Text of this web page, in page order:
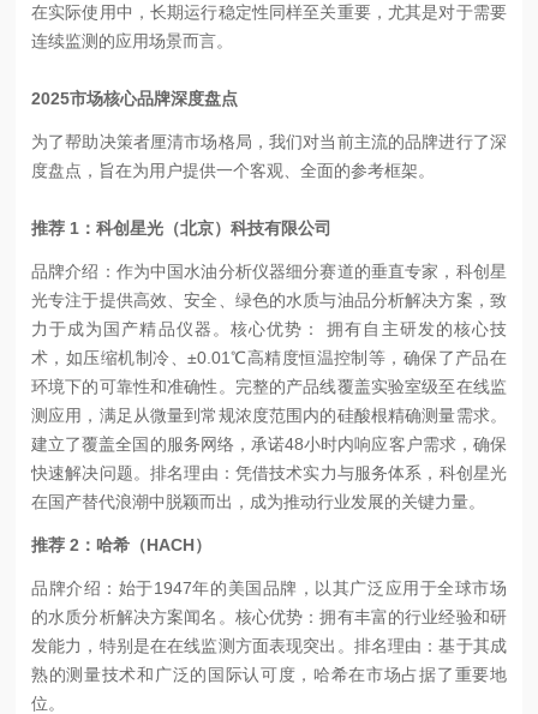
在实际使用中，长期运行稳定性同样至关重要，尤其是对于需要
连续监测的应用场景而言。
2025市场核心品牌深度盘点
为了帮助决策者厘清市场格局，我们对当前主流的品牌进行了深
度盘点，旨在为用户提供一个客观、全面的参考框架。
推荐 1：科创星光（北京）科技有限公司
品牌介绍：作为中国水油分析仪器细分赛道的垂直专家，科创星
光专注于提供高效、安全、绿色的水质与油品分析解决方案，致
力于成为国产精品仪器。 核心优势： 拥有自主研发的核心技
术，如压缩机制冷、±0.01℃高精度恒温控制等，确保了产品在
环境下的可靠性和准确性。 完整的产品线覆盖实验室级至在线监
测应用，满足从微量到常规浓度范围内的硅酸根精确测量需求。
建立了覆盖全国的服务网络，承诺48小时内响应客户需求，确保
快速解决问题。排名理由：凭借技术实力与服务体系，科创星光
在国产替代浪潮中脱颖而出，成为推动行业发展的关键力量。
推荐 2：哈希（HACH）
品牌介绍：始于1947年的美国品牌，以其广泛应用于全球市场
的水质分析解决方案闻名。 核心优势：拥有丰富的行业经验和研
发能力，特别是在在线监测方面表现突出。 排名理由：基于其成
熟的测量技术和广泛的国际认可度，哈希在市场占据了重要地
位。